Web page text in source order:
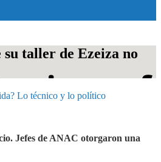
taller de Ezeiza no
Lo técnico y lo político
Jefes de ANAC otorgaron una